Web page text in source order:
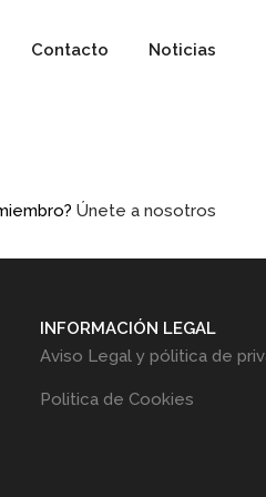
Contacto Noticias
Únete a nosotros
INFORMACIÓN LEGAL
Aviso Legal y pólitica de
Politica de Cookies